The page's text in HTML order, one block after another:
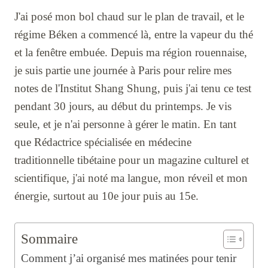
J'ai posé mon bol chaud sur le plan de travail, et le
régime Béken a commencé là, entre la vapeur du thé
et la fenêtre embuée. Depuis ma région rouennaise,
je suis partie une journée à Paris pour relire mes
notes de l'Institut Shang Shung, puis j'ai tenu ce test
pendant 30 jours, au début du printemps. Je vis
seule, et je n'ai personne à gérer le matin. En tant
que Rédactrice spécialisée en médecine
traditionnelle tibétaine pour un magazine culturel et
scientifique, j'ai noté ma langue, mon réveil et mon
énergie, surtout au 10e jour puis au 15e.
Sommaire
Comment j’ai organisé mes matinées pour tenir